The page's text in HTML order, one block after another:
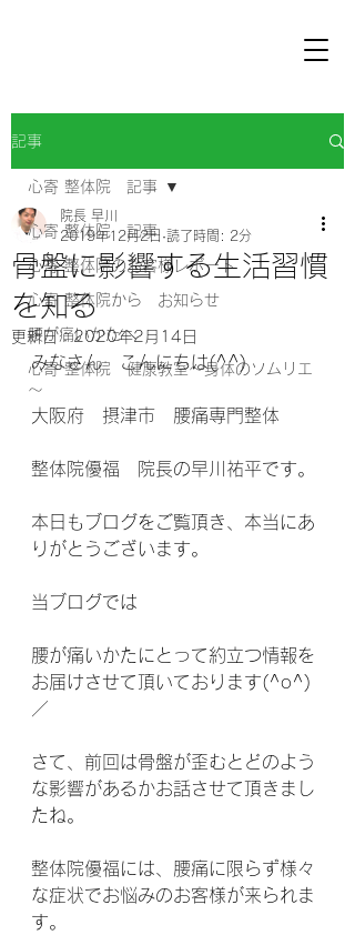
記事
心寄 整体院 記事
心寄 整体院のお客様レポート
心寄 整体院から お知らせ
腰が痛いかたへ
心寄 整体院 健康教室～身体のソムリエ
～
心寄 整体院 記事
骨盤に影響する生活習慣
を知る
院長 早川
2019年12月2日 読了時間: 2分
更新日：2020年2月14日
みなさん　こんにちは(^^)
大阪府　摂津市　腰痛専門整体
整体院優福　院長の早川祐平です。
本日もブログをご覧頂き、本当にあ
りがとうございます。
当ブログでは
腰が痛いかたにとって約立つ情報を
お届けさせて頂いております(^o^)
／
さて、前回は骨盤が歪むとどのよう
な影響があるかお話させて頂きまし
たね。
整体院優福には、腰痛に限らず様々
な症状でお悩みのお客様が来られま
す。